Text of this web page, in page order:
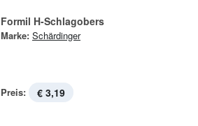
Formil H-Schlagobers
Marke: Schärdinger
Preis: € 3,19